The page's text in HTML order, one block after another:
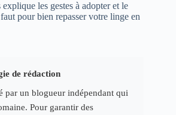
les gestes à adopter et le
pour bien repasser votre linge en
de rédaction
par un blogueur indépendant qui
Pour garantir des